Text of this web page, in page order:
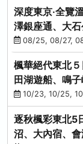
深度東京‧全覽
澤銀座通、大
海鮮食べ放題
08/25, 08/27,
楓華絕代東北
田湖遊船、鳴
牡蠣10/23, 10/25,
逐秋楓彩東北5
沼、大內宿、